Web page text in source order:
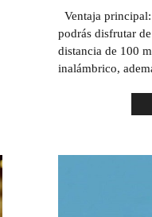
Ventaja
podrás disfrutar
distancia de 100
inalámbrico,